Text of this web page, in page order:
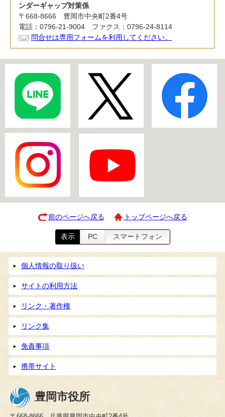
ンダーギャップ対策係
〒668-8666 豊岡市中央町2番4号
電話：0796-21-9004 ファクス：0796-24-8114
問合せは専用フォームを利用してください。
前のページへ戻る トップページへ戻る
表示 PC スマートフォン
個人情報の取り扱い
サイトの利用方法
リンク・著作権
リンク集
免責事項
携帯サイト
豊岡市役所